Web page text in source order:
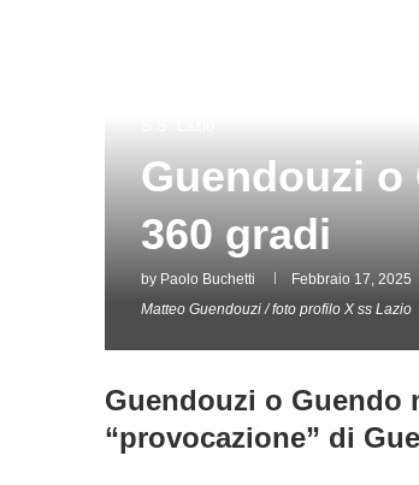
Guendouzi o
360 gradi
by Paolo Buchetti Febbraio 17, 2025
Matteo Guendouzi / foto profilo X ss Lazio
Guendouzi o Guendo
“provocazione” di